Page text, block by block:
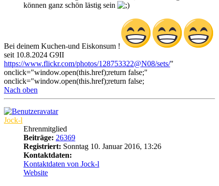
können ganz schön lästig sein
Bei deinem Kuchen-und Eiskonsum !
seit 10.8.2024 G9II
https://www.flickr.com/photos/128753322@N08/sets/"
onclick="window.open(this.href);return false;"
onclick="window.open(this.href);return false;
Nach oben
Jock-l
Ehrenmitglied
Beiträge: 26369
Registriert: Sonntag 10. Januar 2016, 13:26
Kontaktdaten:
Kontaktdaten von Jock-l
Website